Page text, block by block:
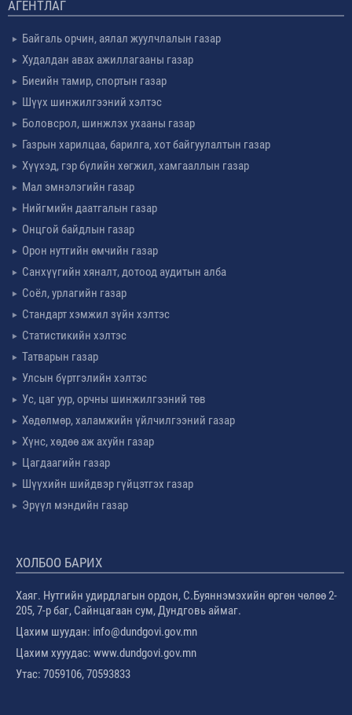
АГЕНТЛАГ
Байгаль орчин, аялал жуулчлалын газар
Худалдан авах ажиллагааны газар
Биеийн тамир, спортын газар
Шүүх шинжилгээний хэлтэс
Боловсрол, шинжлэх ухааны газар
Газрын харилцаа, барилга, хот байгуулалтын газар
Хүүхэд, гэр бүлийн хөгжил, хамгааллын газар
Мал эмнэлэгийн газар
Нийгмийн даатгалын газар
Онцгой байдлын газар
Орон нутгийн өмчийн газар
Санхүүгийн хяналт, дотоод аудитын алба
Соёл, урлагийн газар
Стандарт хэмжил зүйн хэлтэс
Статистикийн хэлтэс
Татварын газар
Улсын бүртгэлийн хэлтэс
Ус, цаг уур, орчны шинжилгээний төв
Хөдөлмөр, халамжийн үйлчилгээний газар
Хүнс, хөдөө аж ахуйн газар
Цагдаагийн газар
Шүүхийн шийдвэр гүйцэтгэх газар
Эрүүл мэндийн газар
ХОЛБОО БАРИХ
Хаяг. Нутгийн удирдлагын ордон, С.Буяннэмэхийн өргөн чөлөө 2-
205, 7-р баг, Сайнцагаан сум, Дундговь аймаг.
Цахим шуудан: info@dundgovi.gov.mn
Цахим хууудас: www.dundgovi.gov.mn
Утас: 7059106, 70593833